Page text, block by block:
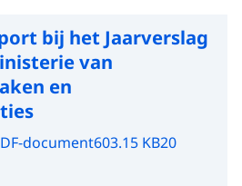
bij het Jaarverslag
van
en
document603.15 KB20